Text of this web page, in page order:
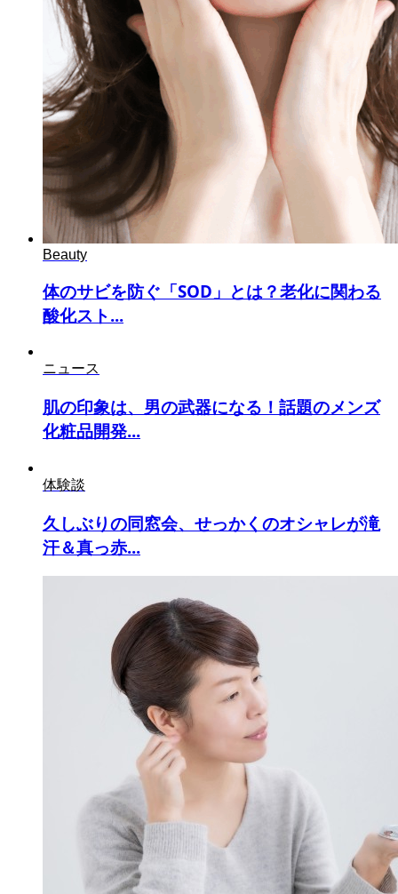
Beauty
体のサビを防ぐ「SOD」とは？老化に関わる
酸化スト...
ニュース
肌の印象は、男の武器になる！話題のメンズ
化粧品開発...
体験談
久しぶりの同窓会、せっかくのオシャレが滝
汗＆真っ赤...